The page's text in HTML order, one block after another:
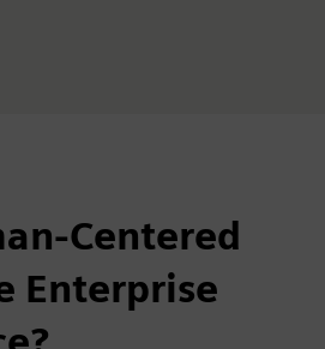
Centered
Enterprise